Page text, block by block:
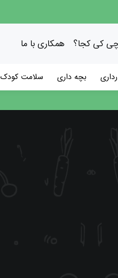
کی کجا؟ همکاری با ما
بچه داری سلامت کودک